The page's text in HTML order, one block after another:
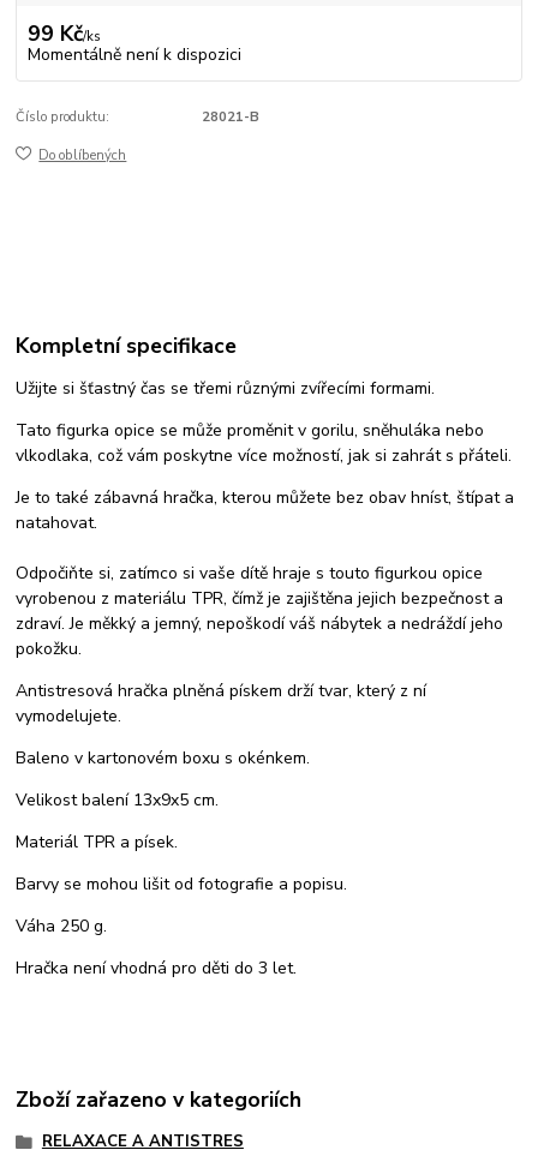
99 Kč/ks
Momentálně není k dispozici
Číslo produktu: 28021-B
Do oblíbených
Kompletní specifikace
Užijte si šťastný čas se třemi různými zvířecími formami.
Tato figurka opice se může proměnit v gorilu, sněhuláka nebo
vlkodlaka, což vám poskytne více možností, jak si zahrát s přáteli.
Je to také zábavná hračka, kterou můžete bez obav hníst, štípat a
natahovat.
Odpočiňte si, zatímco si vaše dítě hraje s touto figurkou opice
vyrobenou z materiálu TPR, čímž je zajištěna jejich bezpečnost a
zdraví. Je měkký a jemný, nepoškodí váš nábytek a nedráždí jeho
pokožku.
Antistresová hračka plněná pískem drží tvar, který z ní
vymodelujete.
Baleno v kartonovém boxu s okénkem.
Velikost balení 13x9x5 cm.
Materiál TPR a písek.
Barvy se mohou lišit od fotografie a popisu.
Váha 250 g.
Hračka není vhodná pro děti do 3 let.
Zboží zařazeno v kategoriích
RELAXACE A ANTISTRES